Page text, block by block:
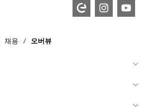
채용 / 오버뷰